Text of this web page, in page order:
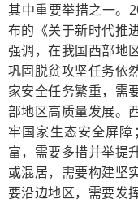
其中重要举措之一。
布的《关于新时代推
强调，在我国西部地
巩固脱贫攻坚任务依
家安全任务繁重，需
部地区高质量发展。
牢国家生态安全屏
富，需要多措并举提
或混居，需要构建坚
要沿边地区，需要发